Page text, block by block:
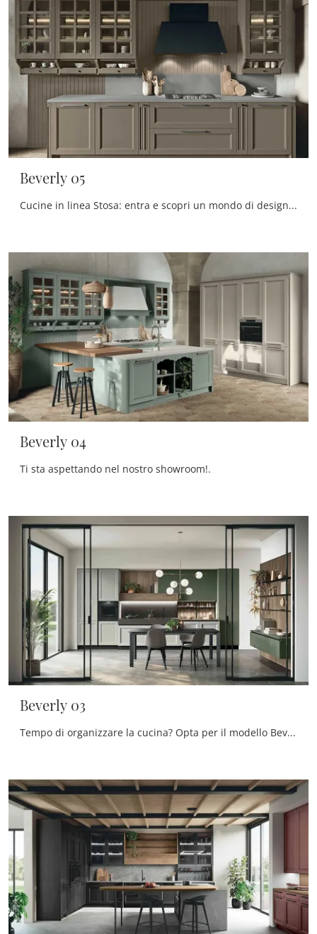
Beverly 05
Cucine in linea Stosa: entra e scopri un mondo di design e contenuto estetico! La cucina convenzionale Beverly 05 ti aspetta.
Beverly 04
Ti sta aspettando nel nostro showroom!.
Beverly 03
Tempo di organizzare la cucina? Opta per il modello Beverly 03 Stosa tra le nostre Cucine Classiche in linea.